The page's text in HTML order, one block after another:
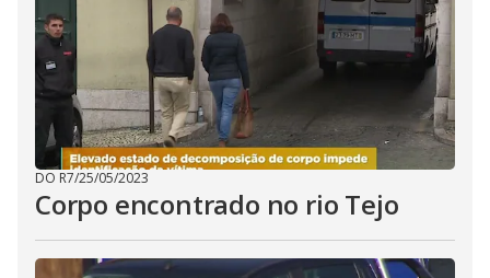
DO R7/25/05/2023
Corpo encontrado no rio Tejo